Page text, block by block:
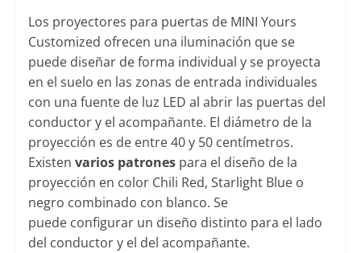
Los proyectores para puertas de MINI Yours
Customized ofrecen una iluminación que se
puede diseñar de forma individual y se proyecta
en el suelo en las zonas de entrada individuales
con una fuente de luz LED al abrir las puertas del
conductor y el acompañante. El diámetro de la
proyección es de entre 40 y 50 centímetros.
Existen varios patronespara el diseño de la
proyección en color Chili Red, Starlight Blue o
negro combinado con blanco. Se
puede configurar un diseño distinto para el lado
del conductor y el del acompañante.